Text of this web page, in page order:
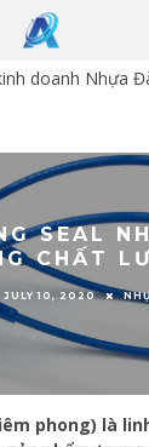
SEAL
CHẤT
JULY 10, 2020
phong) là